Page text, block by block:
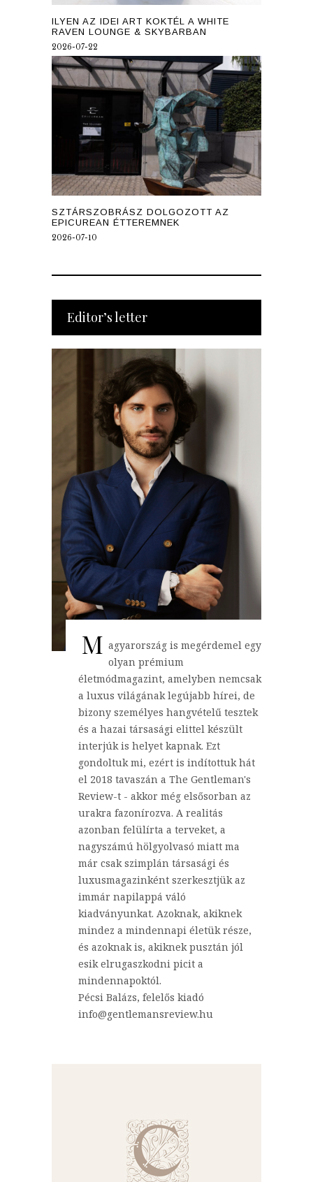
ILYEN AZ IDEI ART KOKTÉL A WHITE
RAVEN LOUNGE & SKYBARBAN
2026-07-22
SZTÁRSZOBRÁSZ DOLGOZOTT AZ
EPICUREAN ÉTTEREMNEK
2026-07-10
Editor’s letter
M agyarország is megérdemel egy
olyan prémium
életmódmagazint, amelyben nemcsak
a luxus világának legújabb hírei, de
bizony személyes hangvételű tesztek
és a hazai társasági elittel készült
interjúk is helyet kapnak. Ezt
gondoltuk mi, ezért is indítottuk hát
el 2018 tavaszán a The Gentleman's
Review-t - akkor még elsősorban az
urakra fazonírozva. A realitás
azonban felülírta a terveket, a
nagyszámú hölgyolvasó miatt ma
már csak szimplán társasági és
luxusmagazinként szerkesztjük az
immár napilappá váló
kiadványunkat. Azoknak, akiknek
mindez a mindennapi életük része,
és azoknak is, akiknek pusztán jól
esik elrugaszkodni picit a
mindennapoktól.
Pécsi Balázs, felelős kiadó
info@gentlemansreview.hu